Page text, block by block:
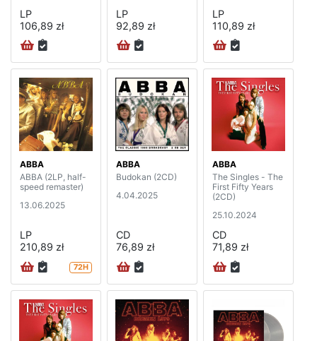
LP
106,89 zł
LP
92,89 zł
LP
110,89 zł
ABBA
ABBA (2LP, half-
speed remaster)
13.06.2025
LP
210,89 zł
72H
ABBA
Budokan (2CD)
4.04.2025
CD
76,89 zł
ABBA
The Singles - The
First Fifty Years
(2CD)
25.10.2024
CD
71,89 zł